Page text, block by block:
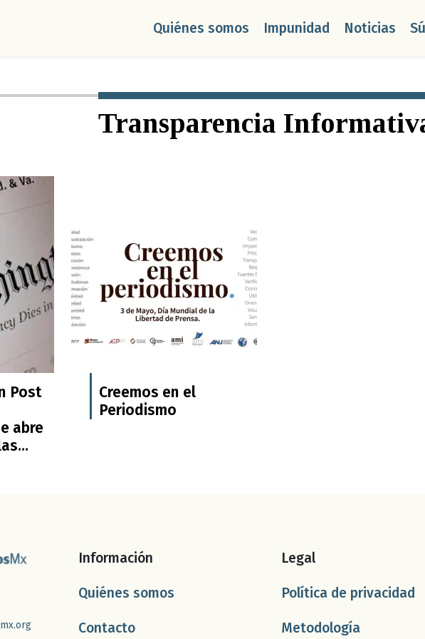
Quiénes somos Impunidad Noticias
Transparencia
Post
abre
Creemos en el
Periodismo
Información
Quiénes somos
Contacto
Legal
Política de privacidad
Metodología